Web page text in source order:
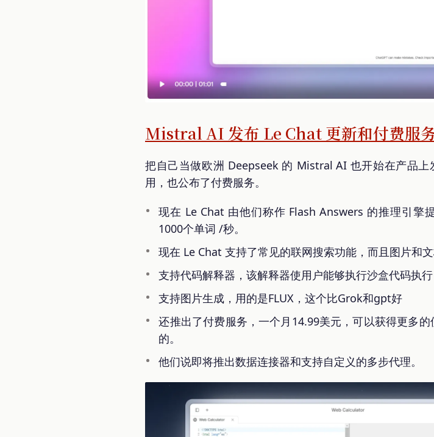
Mistral AI 发布 Le Chat 更新和付费服
把自己当做欧洲 Deepseek 的 Mistral AI 也开始在产品
用，也公布了付费服务。
现在 Le Chat 由他们称作 Flash Answers 的推理引擎
1000个单词 /秒。
现在 Le Chat 支持了常见的联网搜索功能，而且图片和
支持代码解释器，该解释器使用户能够执行沙盒代码执
支持图片生成，用的是FLUX，这个比Grok和gpt好
还推出了付费服务，一个月14.99美元，可以获得更多
的。
他们说即将推出数据连接器和支持自定义的多步代理。